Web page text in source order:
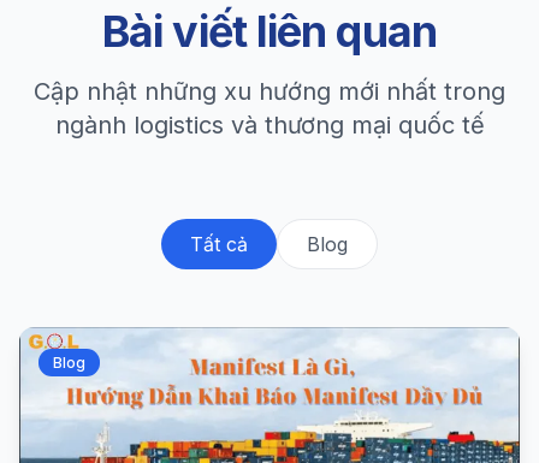
Bài viết liên quan
Cập nhật những xu hướng mới nhất trong
ngành logistics và thương mại quốc tế
Tất cả Blog
Blog